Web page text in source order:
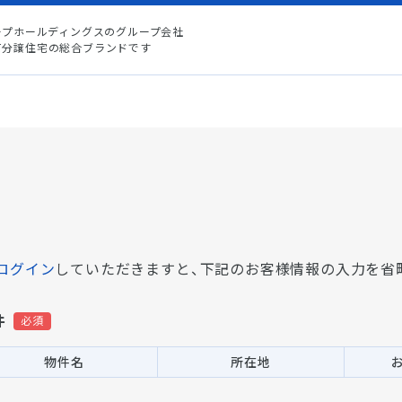
プホールディングスのグループ会社
譲住宅の総合ブランドです
グイン していただきますと、 下記のお客様情報の入力を省
物件名 所在地